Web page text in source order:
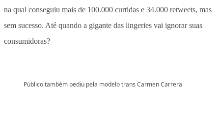
na qual conseguiu mais de 100.000 curtidas e 34.000 retweets, mas
sem sucesso. Até quando a gigante das lingeries vai ignorar suas
consumidoras?
Público também pediu pela modelo trans Carmen Carrera